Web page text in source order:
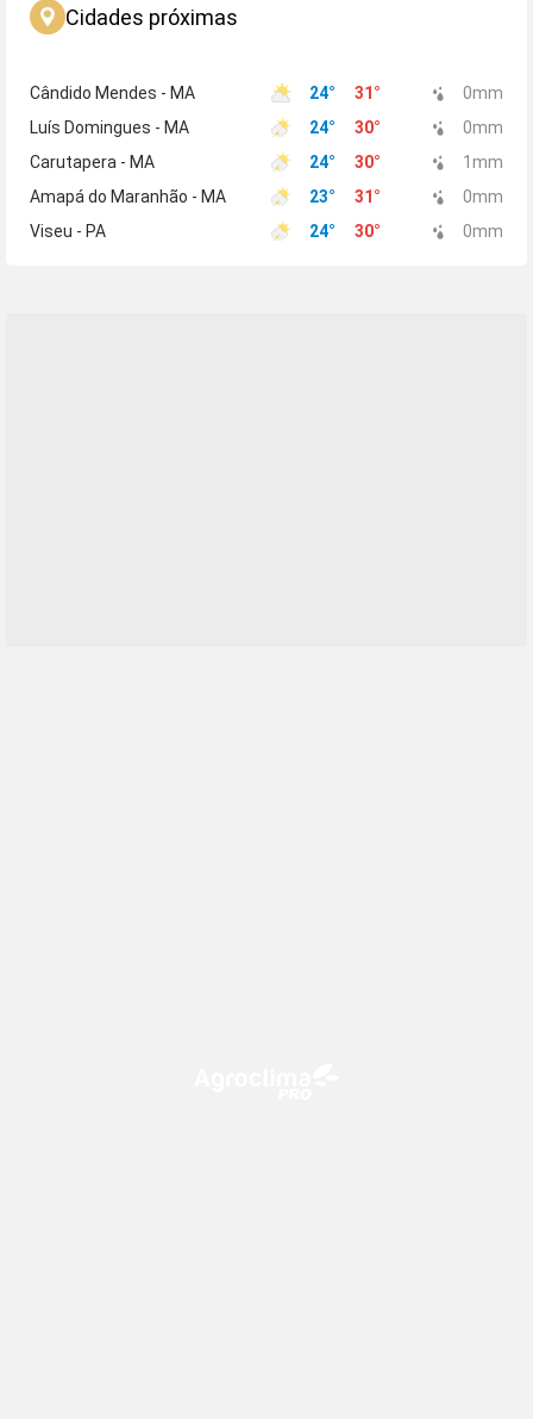
Cidades próximas
Cândido Mendes - MA 24° 31 ° 0mm
Luís Domingues - MA
24° 30° 0mm
Carutapera - MA
24° 30° 1 mm
Amapá do Maranhão - MA
23° 31 ° 0mm
Viseu - PA
24° 30° 0mm